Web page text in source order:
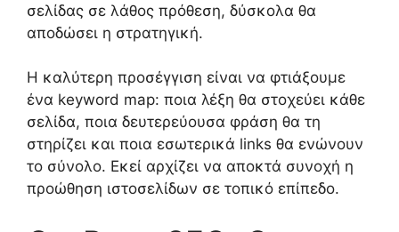
σελίδας σε λάθος πρόθεση, δύσκολα θα
αποδώσει η στρατηγική.
Η καλύτερη προσέγγιση είναι να φτιάξουμε
ένα keyword map: ποια λέξη θα στοχεύει κάθε
σελίδα, ποια δευτερεύουσα φράση θα τη
στηρίζει και ποια εσωτερικά links θα ενώνουν
το σύνολο. Εκεί αρχίζει να αποκτά συνοχή η
προώθηση ιστοσελίδων σε τοπικό επίπεδο.